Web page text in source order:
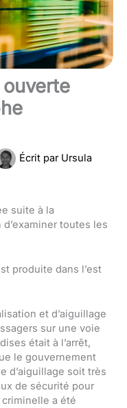
Écrit par Ursula
suite à la
toutes les
produite dans l’est
et d’aiguillage
sur une voie
était à l’arrêt,
le gouvernement
d’aiguillage soit très
de sécurité pour
a été